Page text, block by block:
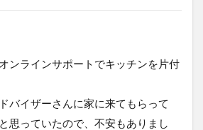
ンラインサポートでキッチンを片付
バイザーさんに家に来てもらって
思っていたので、不安もありまし